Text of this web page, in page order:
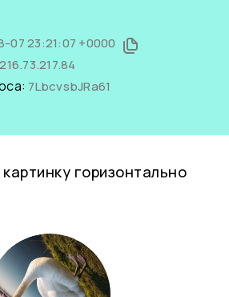
07 23:21:07 +0000
216.73.217.84
7LbcvsbJRa61
горизонтально